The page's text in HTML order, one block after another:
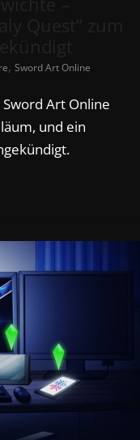
, Sword Art Online
Art Online
und ein